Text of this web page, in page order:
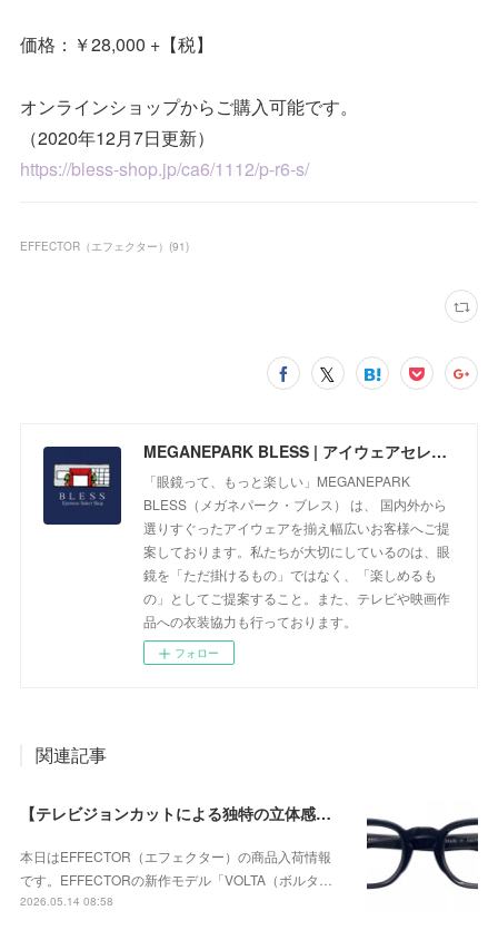
価格：￥28,000 +【税】
オンラインショップからご購入可能です。
（2020年12月7日更新）
https://bless-shop.jp/ca6/1112/p-r6-s/
EFFECTOR（エフェクター） (91)
MEGANEPARK BLESS | アイウェアセレクトショップ
「眼鏡って、もっと楽しい」MEGANEPARK
BLESS（メガネパーク・ブレス） は、 国内外から
選りすぐったアイウェアを揃え幅広いお客様へご提
案しております。私たちが大切にしているのは、眼
鏡を「ただ掛けるもの」ではなく、「楽しめるも
の」としてご提案すること。また、テレビや映画作
品への衣装協力も行っております。
フォロー
関連記事
【テレビジョンカットによる独特の立体感が個性的なモデル】EFFECTOR（エフェクター） VOLTA（ボルタ） BKが入荷！
本日はEFFECTOR（エフェクター）の商品入荷情報
です。EFFECTORの新作モデル「VOLTA（ボルタ…
2026.05.14 08:58